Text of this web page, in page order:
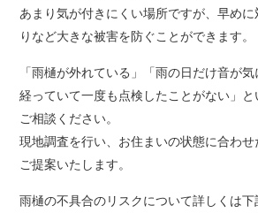
あまり気が付きにくい場所ですが、早め
りなど大きな被害を防ぐことができます。
「雨樋が外れている」「雨の日だけ音が
経っていて一度も点検したことがない」と
ご相談ください。
現地調査を行い、お住まいの状態に合わ
ご提案いたします。
雨樋の不具合のリスクについて詳しくは